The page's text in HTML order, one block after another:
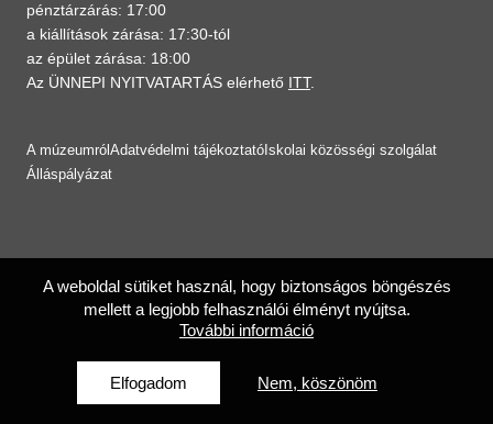
pénztárzárás: 17:00
a kiállítások zárása: 17:30-tól
az épület zárása: 18:00
Az ÜNNEPI NYITVATARTÁS elérhető ITT.
A múzeumról Adatvédelmi tájékoztató Iskolai közösségi szolgálat
Álláspályázat
A weboldal sütiket használ, hogy biztonságos böngészés
mellett a legjobb felhasználói élményt nyújtsa.
További információ
Elfogadom Nem, köszönöm